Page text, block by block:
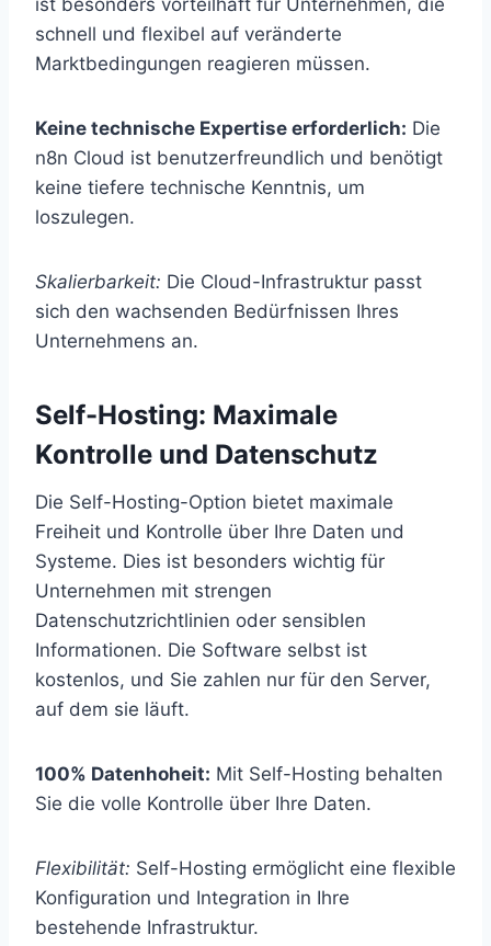
schnell und flexibel auf veränderte
Marktbedingungen reagieren müssen.
Keine technische Expertise erforderlich: Die
n8n Cloud ist benutzerfreundlich und benötigt
keine tiefere technische Kenntnis, um
loszulegen.
Skalierbarkeit: Die Cloud-Infrastruktur passt
sich den wachsenden Bedürfnissen Ihres
Unternehmens an.
Self-Hosting: Maximale
Kontrolle und Datenschutz
Die Self-Hosting-Option bietet maximale
Freiheit und Kontrolle über Ihre Daten und
Systeme. Dies ist besonders wichtig für
Unternehmen mit strengen
Datenschutzrichtlinien oder sensiblen
Informationen. Die Software selbst ist
kostenlos, und Sie zahlen nur für den Server,
auf dem sie läuft.
100% Datenhoheit: Mit Self-Hosting behalten
Sie die volle Kontrolle über Ihre Daten.
Flexibilität: Self-Hosting ermöglicht eine flexible
Konfiguration und Integration in Ihre
bestehende Infrastruktur.